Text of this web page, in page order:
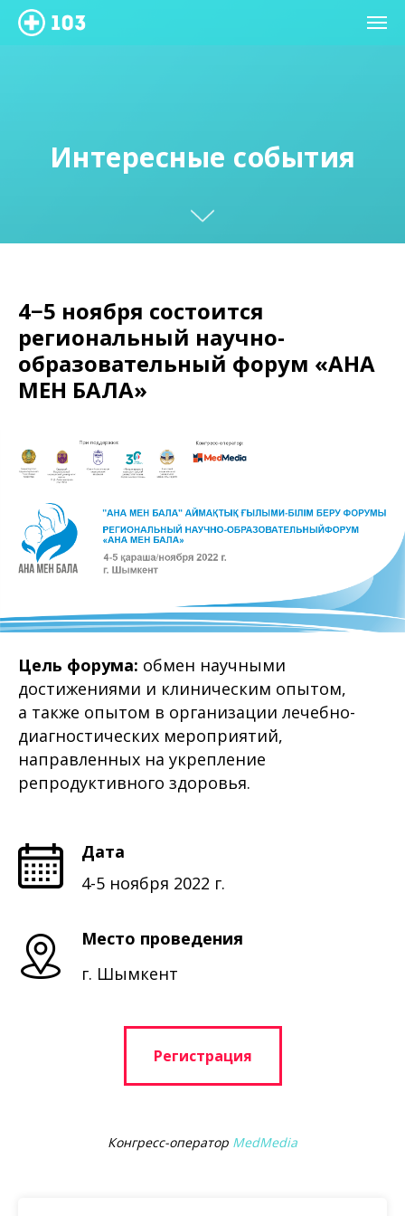
Интересные события
4−5 ноября состоится
региональный научно-
образовательный форум «АНА
МЕН БАЛА»
Цель форума: обмен научными
достижениями и клиническим опытом,
а также опытом в организации лечебно-
диагностических мероприятий,
направленных на укрепление
репродуктивного здоровья.
Дата
4-5 ноября 2022 г.
Место проведения
г. Шымкент
Регистрация
Конгресс-оператор MedMedia